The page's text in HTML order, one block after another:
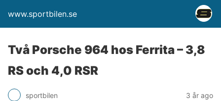
www.sportbilen.se
Två Porsche 964 hos Ferrita – 3,8
RS och 4,0 RSR
sportbilen 3 år ago